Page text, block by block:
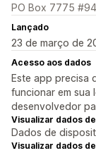
PO Box 7775
Lançado
23 de março de
Acesso aos dados
Este app precisa
funcionar em sua
desenvolvedor
Visualizar dados
Dados de
Visualizar dados